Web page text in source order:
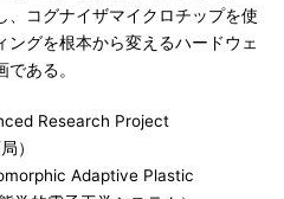
、コグナイザマイクロチップを使
ングを根本から変えるハードウェ
ある。
Research Project
）
Adaptive Plastic